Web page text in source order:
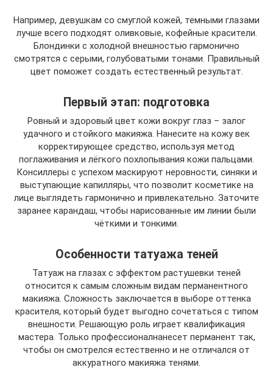
Например, девушкам со смуглой кожей, темными глазами
лучше всего подходят оливковые, кофейные красители.
Блондинки с холодной внешностью гармонично
смотрятся с серыми, голубоватыми тонами. Правильный
цвет поможет создать естественный результат.
Первый этап: подготовка
Ровный и здоровый цвет кожи вокруг глаз – залог
удачного и стойкого макияжа. Нанесите на кожу век
корректирующее средство, используя метод
поглаживания и лёгкого похлопывания кожи пальцами.
Консиллеры с успехом маскируют неровности, синяки и
выступающие капилляры, что позволит косметике на
лице выглядеть гармонично и привлекательно. Заточите
заранее карандаш, чтобы нарисованные им линии были
чёткими и тонкими.
Особенности татуажа теней
Татуаж на глазах с эффектом растушевки теней
относится к самым сложным видам перманентного
макияжа. Сложность заключается в выборе оттенка
красителя, который будет выгодно сочетаться с типом
внешности. Решающую роль играет квалификация
мастера. Только профессионалнанесет перманент так,
чтобы он смотрелся естественно и не отличался от
аккуратного макияжа тенями.